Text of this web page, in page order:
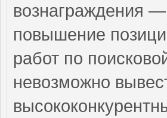
вознаграждения
повышение
работ по
невозможно